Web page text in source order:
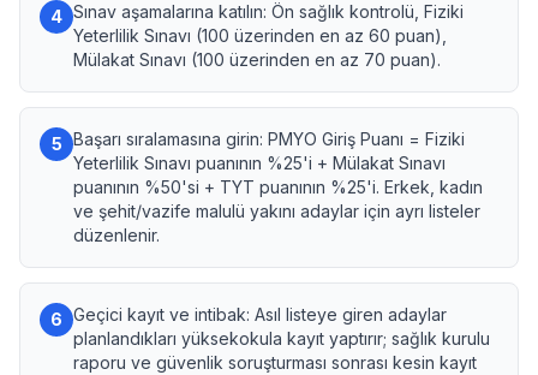
4 Sınav aşamalarına katılın: Ön sağlık kontrolü, Fiziki
Yeterlilik Sınavı (100 üzerinden en az 60 puan),
Mülakat Sınavı (100 üzerinden en az 70 puan).
5 Başarı sıralamasına girin: PMYO Giriş Puanı = Fiziki
Yeterlilik Sınavı puanının %25'i + Mülakat Sınavı
puanının %50'si + TYT puanının %25'i. Erkek, kadın
ve şehit/vazife malulü yakını adaylar için ayrı listeler
düzenlenir.
6 Geçici kayıt ve intibak: Asıl listeye giren adaylar
planlandıkları yüksekokula kayıt yaptırır; sağlık kurulu
raporu ve güvenlik soruşturması sonrası kesin kayıt